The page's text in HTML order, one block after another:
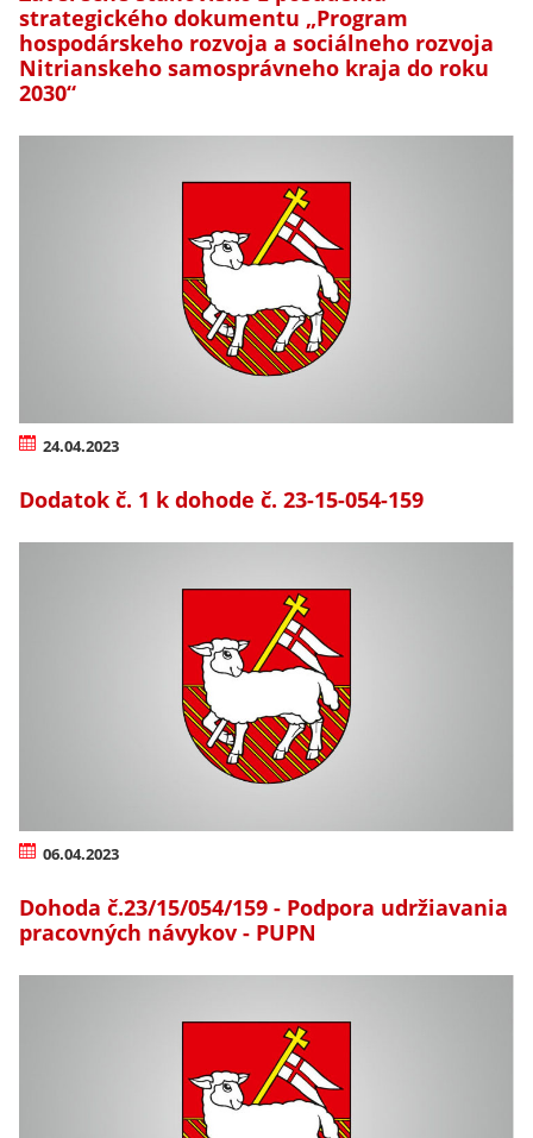
strategického dokumentu „Program
hospodárskeho rozvoja a sociálneho rozvoja
Nitrianskeho samosprávneho kraja do roku
2030“
24.04.2023
Dodatok č. 1 k dohode č. 23-15-054-159
06.04.2023
Dohoda č.23/15/054/159 - Podpora udržiavania
pracovných návykov - PUPN